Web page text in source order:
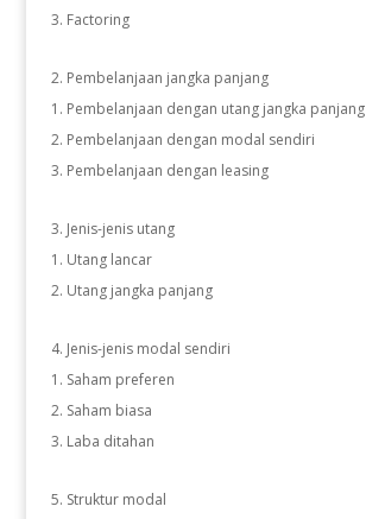
Factoring
Pembelanjaan jangka panjang
Pembelanjaan dengan utang jangka panjang
Pembelanjaan dengan modal sendiri
Pembelanjaan dengan leasing
Jenis-jenis utang
Utang lancar
Utang jangka panjang
Jenis-jenis modal sendiri
Saham preferen
Saham biasa
Laba ditahan
Struktur modal